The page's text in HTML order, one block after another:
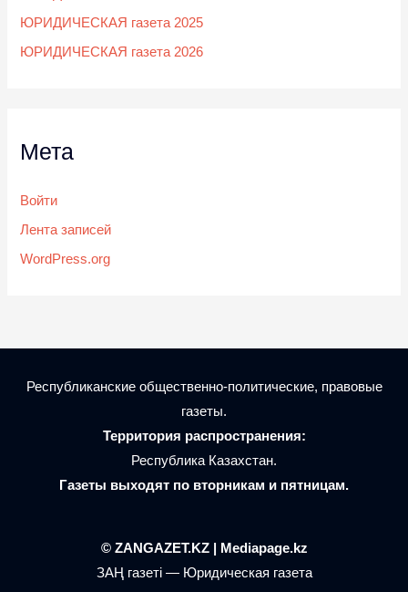
ЮРИДИЧЕСКАЯ газета 2025
ЮРИДИЧЕСКАЯ газета 2026
Мета
Войти
Лента записей
WordPress.org
Республиканские общественно-политические, правовые
газеты.
Территория распространения:
Республика Казахстан.
Газеты выходят по вторникам и пятницам.
© ZANGAZET.KZ | Mediapage.kz
ЗАҢ газеті — Юридическая газета